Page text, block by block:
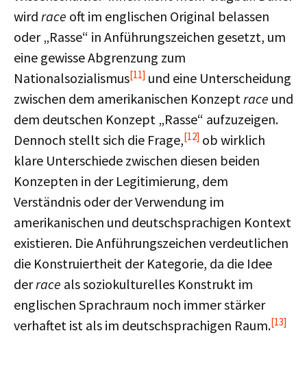
wird race oft im englischen Original belassen
oder „Rasse“ in Anführungszeichen gesetzt, um
eine gewisse Abgrenzung zum
Nationalsozialismus[11] und eine Unterscheidung
zwischen dem amerikanischen Konzeptrace und
dem deutschen Konzept „Rasse“ aufzuzeigen.
Dennoch stellt sich die Frage,[12] ob wirklich
klare Unterschiede zwischen diesen beiden
Konzepten in der Legitimierung, dem
Verständnis oder der Verwendung im
amerikanischen und deutschsprachigen Kontext
existieren. Die Anführungszeichen verdeutlichen
die Konstruiertheit der Kategorie, da die Idee
derrace als soziokulturelles Konstrukt im
englischen Sprachraum noch immer stärker
verhaftet ist als im deutschsprachigen Raum.[13]